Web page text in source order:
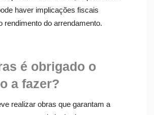
haver implicações fiscais
rendimento do arrendamento.
é obrigado o
a fazer?
realizar obras que garantam a